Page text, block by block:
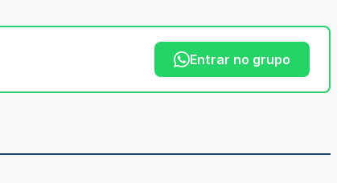
Entrar no grupo